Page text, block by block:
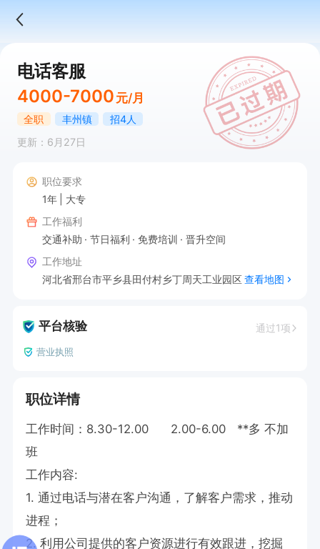
电话客服
4000-7000 元/月
全职 丰州镇
招4人
更新：6月27日
职位要求
1年
大专
工作福利
交通补助
节日福利 免费培训
晋升空间
工作地址
河北省邢台市平乡县田付村乡丁周天工业园区 查看地图
平台核验 通过1项
营业执照
职位详情
工作时间：8.30-12.00      2.00-6.00   **多 不加
班
工作内容:
1. 通过电话与潜在客户沟通，了解客户需求，推动
进程；
2. 利用公司提供的客户资源进行有效跟进，挖掘